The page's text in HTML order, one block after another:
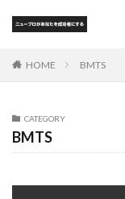
HOME BMTS
CATEGORY
BMTS